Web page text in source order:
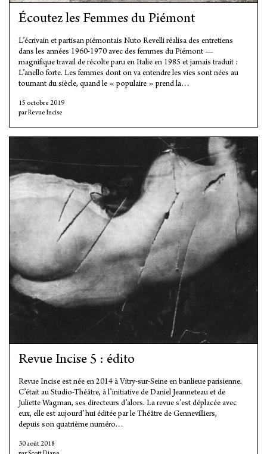
Écoutez les Femmes du Piémont
L’écrivain et partisan piémontais Nuto Revelli réalisa des entretiens
dans les années 1960-1970 avec des femmes du Piémont —
magnifique travail de récolte paru en Italie en 1985 et jamais traduit :
L’anello forte. Les femmes dont on va entendre les vies sont nées au
tournant du siècle, quand le « populaire » prend la…
15 octobre 2019
Revue Incise
Revue Incise 5 : édito
Revue Incise est née en 2014 à Vitry-sur-Seine en banlieue parisienne.
C’était au Studio-Théâtre, à l’initiative de Daniel Jeanneteau et de
Juliette Wagman, ses directeurs d’alors. La revue s’est déplacée avec
eux, elle est aujourd’hui éditée par le Théâtre de Gennevilliers,
depuis son quatrième numéro…
30 août 2018